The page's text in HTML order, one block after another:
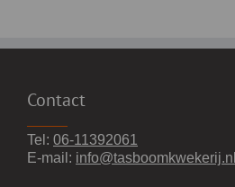
Contact
Tel: 06-11392061
E-mail: info@tasboomkwekerij.nl